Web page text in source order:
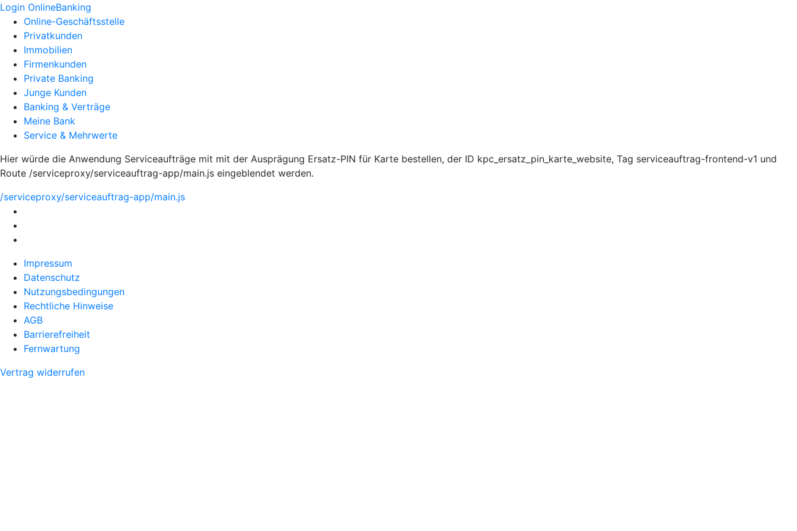
Login OnlineBanking
Online-Geschäftsstelle
Privatkunden
Immobilien
Firmenkunden
Private Banking
Junge Kunden
Banking & Verträge
Meine Bank
Service & Mehrwerte
Hier würde die Anwendung Serviceaufträge mit mit der Ausprägung Ersatz-PIN für Karte bestellen, der ID kpc_ersatz_pin_karte_website, Tag serviceauftrag-frontend-v1 und
Route /serviceproxy/serviceauftrag-app/main.js eingeblendet werden.
/serviceproxy/serviceauftrag-app/main.js
Impressum
Datenschutz
Nutzungsbedingungen
Rechtliche Hinweise
AGB
Barrierefreiheit
Fernwartung
Vertrag widerrufen